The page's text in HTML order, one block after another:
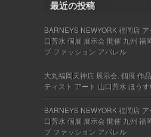
最近の投稿
BARNEYS NEWYORK 福岡店
口芳水 個展 展示会 開催 九州 福
プ ファッション アパレル
大丸福岡天神店 展示会. 個展 作
ティスト アート 山口芳水 ほう
BARNEYS NEWYORK 福岡店
口芳水 個展 展示会 開催 九州 福
プ ファッション アパレル